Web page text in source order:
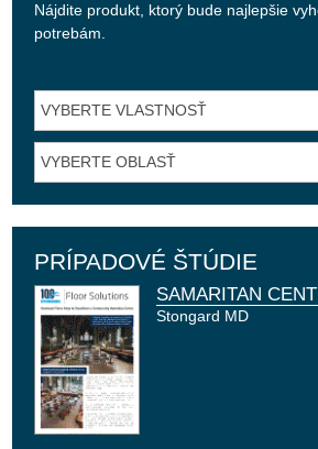
Nájdite produkt, ktorý bude najlepšie
potrebám.
VYBERTE VLASTNOSŤ
VYBERTE OBLASŤ
PRÍPADOVÉ ŠTÚDIE
SAMARITAN
Stongard MD